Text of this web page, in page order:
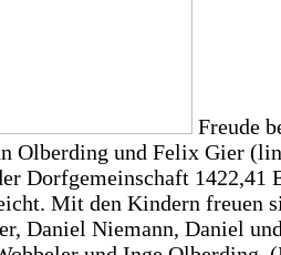
Freude
Olberding und Felix Gier
Dorfgemeinschaft 1422,41
Mit den Kindern freuen
Daniel Niemann, Daniel